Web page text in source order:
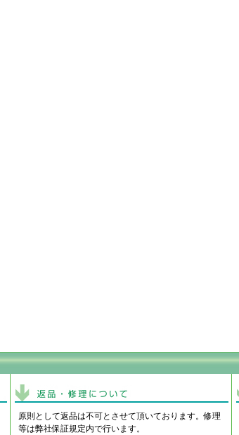
原則として返品は不可とさせて頂いております。修理
等は弊社保証規定内で行います。